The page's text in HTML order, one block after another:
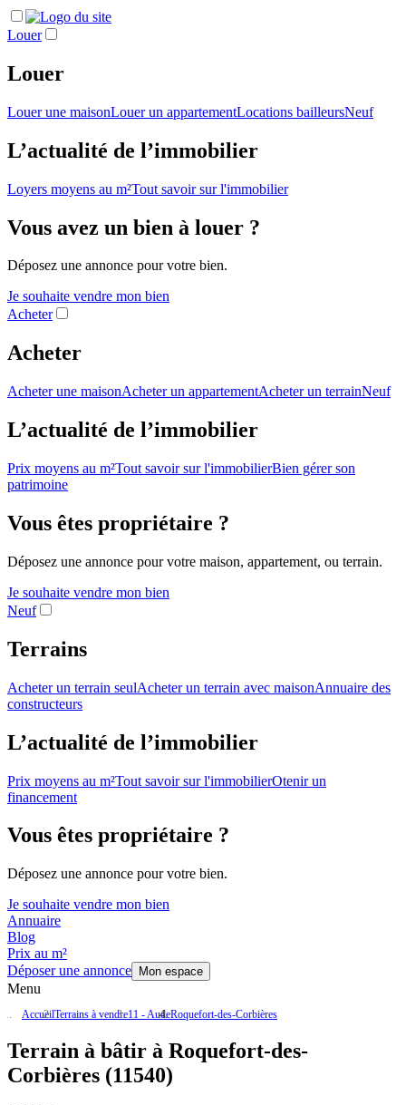
Louer
Louer
Louer une maisonLouer un appartementLocations bailleursNeuf
L’actualité de l’immobilier
Loyers moyens au m²Tout savoir sur l'immobilier
Vous avez un bien à louer ?
Déposez une annonce pour votre bien.
Je souhaite vendre mon bien
Acheter
Acheter
Acheter une maisonAcheter un appartementAcheter un terrainNeuf
L’actualité de l’immobilier
Prix moyens au m²Tout savoir sur l'immobilierBien gérer son
patrimoine
Vous êtes propriétaire ?
Déposez une annonce pour votre maison, appartement, ou terrain.
Je souhaite vendre mon bien
Neuf
Terrains
Acheter un terrain seulAcheter un terrain avec maisonAnnuaire des
constructeurs
L’actualité de l’immobilier
Prix moyens au m²Tout savoir sur l'immobilierOtenir un
financement
Vous êtes propriétaire ?
Déposez une annonce pour votre bien.
Je souhaite vendre mon bien
Annuaire
Blog
Prix au m²
Déposer une annonce
Mon espace
Menu
AccueilTerrains à vendre11 - AudeRoquefort-des-Corbières
Terrain à bâtir à Roquefort-des-
Corbières (11540)